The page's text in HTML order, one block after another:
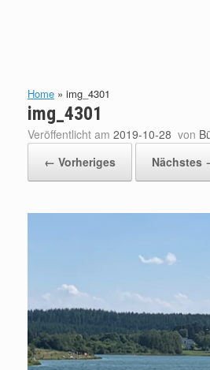
Home » img_4301
img_4301
Veröffentlicht am 2019-10-28 von
← Vorheriges
Nächstes